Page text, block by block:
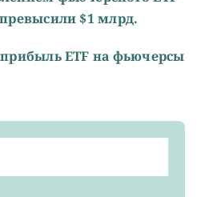
$1 млрд.
ETF на фьючерсы